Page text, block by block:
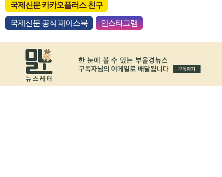
국제신문 카카오플러스 친구
국제신문 공식 페이스북 인스타그램